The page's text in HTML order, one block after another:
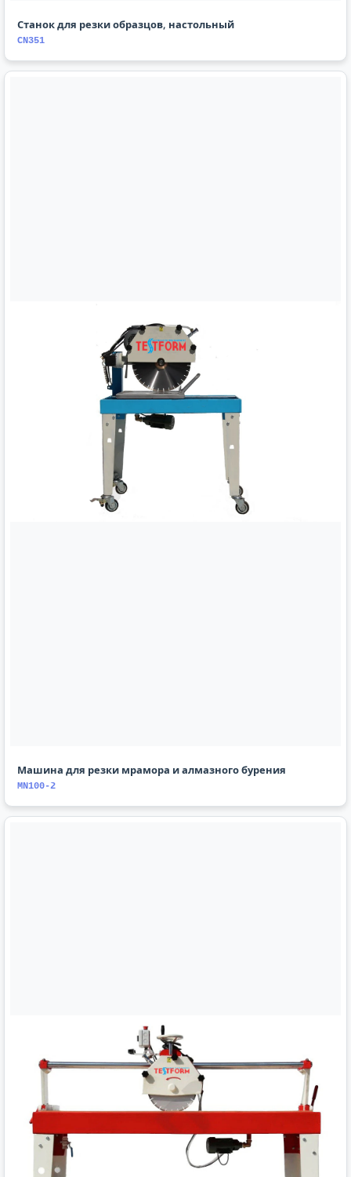
Станок для резки образцов, настольный
CN351
Машина для резки мрамора и алмазного бурения
MN100-2